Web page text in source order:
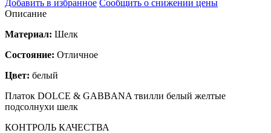
Добавить в избранное Сообщить о снижении цены
Описание
Материал: Шелк
Состояние: Отличное
Цвет: белый
Платок DOLCE & GABBANA твилли белый желтые
подсолнухи шелк
КОНТРОЛЬ КАЧЕСТВА